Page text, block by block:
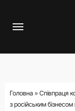
Головна » Співпраця
з російським